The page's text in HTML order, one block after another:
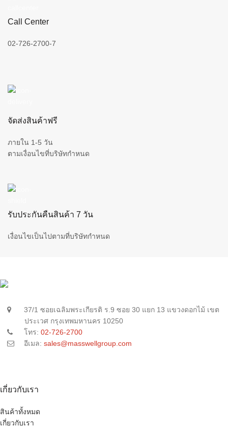
Call Center
02-726-2700-7
จัดส่งสินค้าฟรี
ภายใน 1-5 วัน
ตามเงื่อนไขที่บริษัทกำหนด
รับประกันคืนสินค้า 7 วัน
เงื่อนไขเป็นไปตามที่บริษัทกำหนด
37/1 ซอยเฉลิมพระเกียรติ ร.9 ซอย 30 แยก 13 แขวงดอกไม้ เขต
ประเวศ กรุงเทพมหานคร 10250
โทร: 02-726-2700
อีเมล: sales@masswellgroup.com
เกี่ยวกับเรา
สินค้าทั้งหมด
เกี่ยวกับเรา